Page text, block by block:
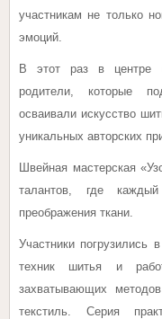
участникам не только
эмоций.
В этот раз в центре
родители, которые
осваивали искусство
уникальных авторских
Швейная мастерская
талантов, где
преображения ткани.
Участники погрузились
техник шитья и
захватывающих
текстиль. Серия